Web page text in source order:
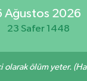
Ağustos 2026
23 Safer 1448
olarak ölüm yeter.